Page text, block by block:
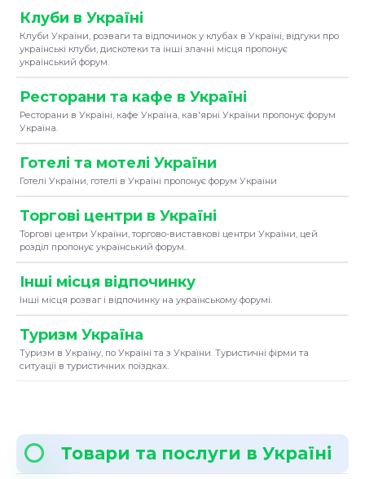
Клуби в Україні
Клуби України, розваги та відпочинок у клубах в Україні, відгуки про
українські клуби, дискотеки та інші злачні місця пропонує
український форум.
Ресторани та кафе в Україні
Ресторани в Україні, кафе Україна, кав'ярні України пропонує форум
Україна.
Готелі та мотелі України
Готелі України, готелі в Україні пропонує форум України
Торгові центри в Україні
Торгові центри України, торгово-виставкові центри України, цей
розділ пропонує український форум.
Інші місця відпочинку
Інші місця розваг і відпочинку на українському форумі.
Туризм Україна
Туризм в Україну, по Україні та з України. Туристичні фірми та
ситуації в туристичних поїздках.
Товари та послуги в Україні